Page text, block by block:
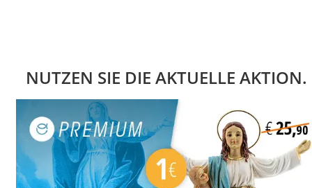
NUTZEN SIE DIE AKTUELLE AKTION.